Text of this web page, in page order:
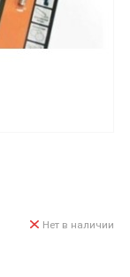
Нет в наличии